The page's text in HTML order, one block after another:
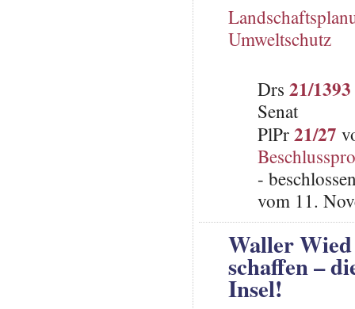
Umweltschutz
Drs 21/1393
Senat
PlPr21/27
-
vom 11.
Waller
schaffen –
Insel!